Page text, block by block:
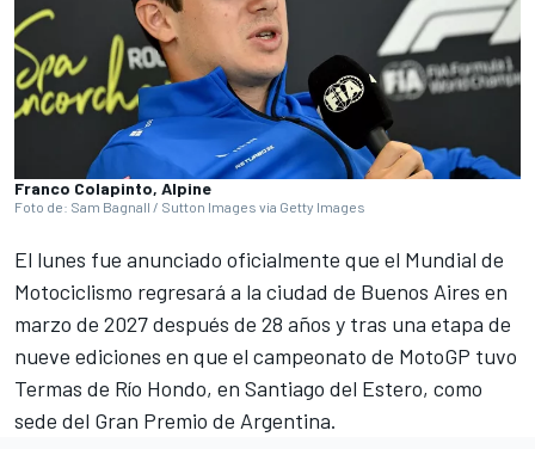
Franco Colapinto, Alpine
Foto de: Sam Bagnall / Sutton Images via Getty Images
El lunes fue anunciado oficialmente que el Mundial de
Motociclismo regresará a la ciudad de Buenos Aires en
marzo de 2027 después de 28 años y tras una etapa de
nueve ediciones en que el campeonato de MotoGP tuvo
Termas de Río Hondo, en Santiago del Estero, como
sede del Gran Premio de Argentina.